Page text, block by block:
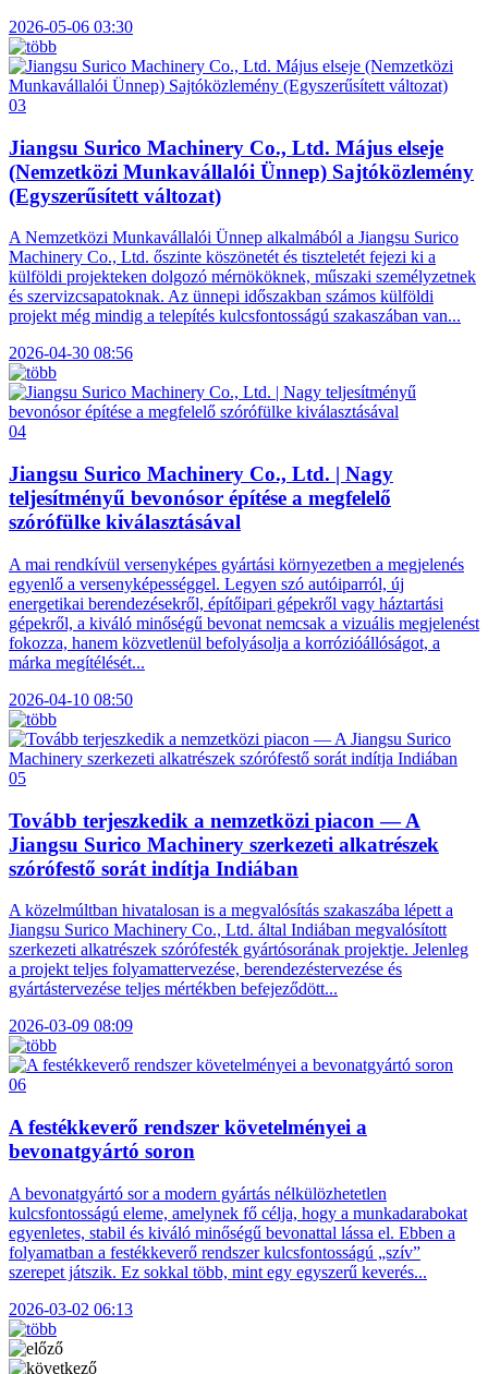
2026-05-06 03:30
03
Jiangsu Surico Machinery Co., Ltd. Május elseje
(Nemzetközi Munkavállalói Ünnep) Sajtóközlemény
(Egyszerűsített változat)
A Nemzetközi Munkavállalói Ünnep alkalmából a Jiangsu Surico
Machinery Co., Ltd. őszinte köszönetét és tiszteletét fejezi ki a
külföldi projekteken dolgozó mérnököknek, műszaki személyzetnek
és szervizcsapatoknak. Az ünnepi időszakban számos külföldi
projekt még mindig a telepítés kulcsfontosságú szakaszában van...
2026-04-30 08:56
04
Jiangsu Surico Machinery Co., Ltd. | Nagy
teljesítményű bevonósor építése a megfelelő
szórófülke kiválasztásával
A mai rendkívül versenyképes gyártási környezetben a megjelenés
egyenlő a versenyképességgel. Legyen szó autóiparról, új
energetikai berendezésekről, építőipari gépekről vagy háztartási
gépekről, a kiváló minőségű bevonat nemcsak a vizuális megjelenést
fokozza, hanem közvetlenül befolyásolja a korrózióállóságot, a
márka megítélését...
2026-04-10 08:50
05
Tovább terjeszkedik a nemzetközi piacon — A
Jiangsu Surico Machinery szerkezeti alkatrészek
szórófestő sorát indítja Indiában
A közelmúltban hivatalosan is a megvalósítás szakaszába lépett a
Jiangsu Surico Machinery Co., Ltd. által Indiában megvalósított
szerkezeti alkatrészek szórófesték gyártósorának projektje. Jelenleg
a projekt teljes folyamattervezése, berendezéstervezése és
gyártástervezése teljes mértékben befejeződött...
2026-03-09 08:09
06
A festékkeverő rendszer követelményei a
bevonatgyártó soron
A bevonatgyártó sor a modern gyártás nélkülözhetetlen
kulcsfontosságú eleme, amelynek fő célja, hogy a munkadarabokat
egyenletes, stabil és kiváló minőségű bevonattal lássa el. Ebben a
folyamatban a festékkeverő rendszer kulcsfontosságú „szív”
szerepet játszik. Ez sokkal több, mint egy egyszerű keverés...
2026-03-02 06:13